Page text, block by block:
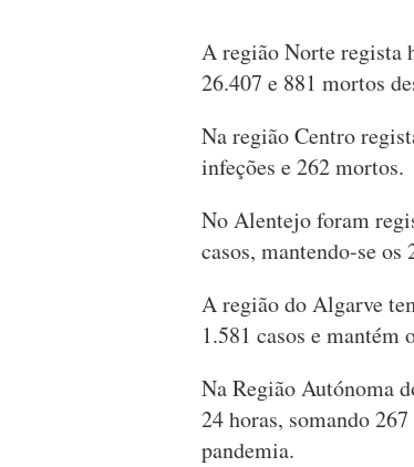
A região Norte regista
26.407 e 881 mortos
Na região Centro
infeções e 262 mortos.
No Alentejo foram
casos, mantendo-se
A região do Algarve
1.581 casos e mantém
Na Região Autónoma
24 horas, somando
pandemia.